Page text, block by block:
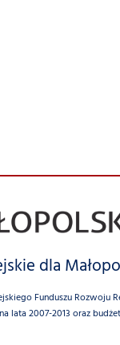
dla
Funduszu Rozwoju
lata 2007-2013 oraz